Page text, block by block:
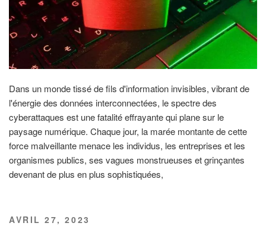
Dans un monde tissé de fils d'information invisibles, vibrant de
l'énergie des données interconnectées, le spectre des
cyberattaques est une fatalité effrayante qui plane sur le
paysage numérique. Chaque jour, la marée montante de cette
force malveillante menace les individus, les entreprises et les
organismes publics, ses vagues monstrueuses et grinçantes
devenant de plus en plus sophistiquées,
PUBLIÉ
AVRIL 27, 2023